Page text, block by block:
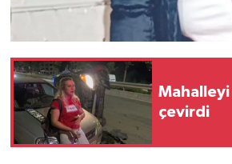
Mahalleyi
çevirdi